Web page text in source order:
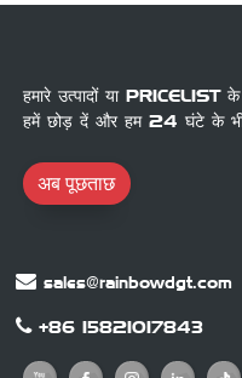
हमारे उत्पादों या PRICELIST
हमें छोड़ दें और हम 24 घंटे के
अब पूछताछ
sales@rainbowdgt.com
+86 15821017843